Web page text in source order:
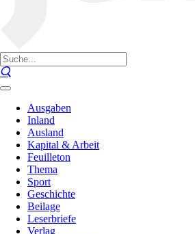
Ausgaben
Inland
Ausland
Kapital & Arbeit
Feuilleton
Thema
Sport
Geschichte
Beilage
Leserbriefe
Verlag